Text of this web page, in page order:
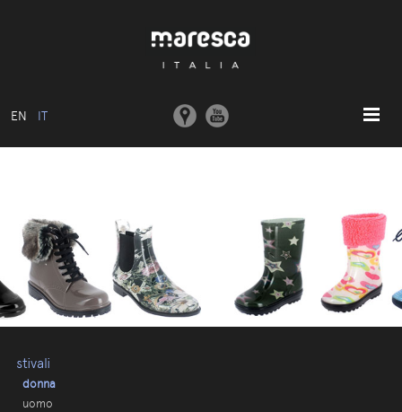
EN IT
STAMPI E MACCHINARI
COMUNICAZIONE
stivali
donna
uomo